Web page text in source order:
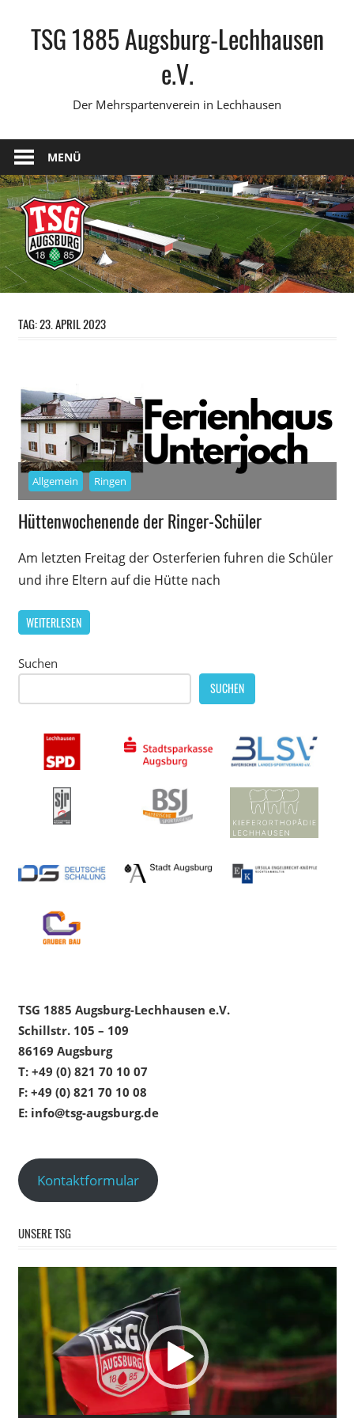
springenTSG 1885 Augsburg-Lechhausen
e.V.
Der Mehrspartenverein in Lechhausen
MENÜ
TAG:23. APRIL 2023
Allgemein Ringen
Hüttenwochenende der Ringer-Schüler
Am letzten Freitag der Osterferien fuhren die Schüler
und ihre Eltern auf die Hütte nach
WEITERLESEN
Suchen
SUCHEN
TSG 1885 Augsburg-Lechhausen e.V.
Schillstr. 105 – 109
86169 Augsburg
T: +49 (0) 821 70 10 07
F: +49 (0) 821 70 10 08
E: info@tsg-augsburg.de
Kontaktformular
UNSERE TSG
Video-
Player